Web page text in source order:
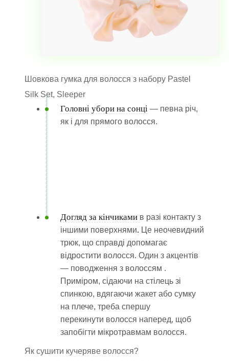
Шовкова гумка для волосся з набору Pastel
Silk Set, Sleeper
Головні убори на сонці — певна річ,
як і для прямого волосся.
Догляд за кінчиками в разі контакту з
іншими поверхнями. Це неочевидний
трюк, що справді допомагає
відростити волосся. Один з акцентів
— поводження з волоссям .
Приміром, сідаючи на стілець зі
спинкою, вдягаючи жакет або сумку
на плече, треба спершу
перекинути волосся наперед, щоб
запобігти мікротравмам волосся.
Як сушити кучеряве волосся?